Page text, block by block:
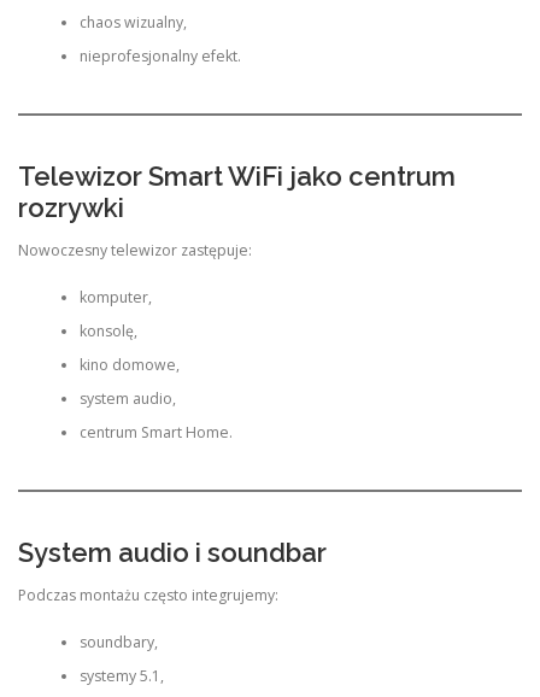
chaos wizualny,
nieprofesjonalny efekt.
Telewizor Smart WiFi jako centrum
rozrywki
Nowoczesny telewizor zastępuje:
komputer,
konsolę,
kino domowe,
system audio,
centrum Smart Home.
System audio i soundbar
Podczas montażu często integrujemy:
soundbary,
systemy 5.1,